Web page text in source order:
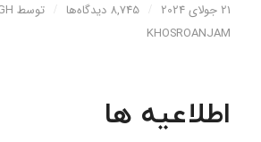
21 جولای 2024 8,745 دیدگاه‌ها توسط
KHOSROANJAM
اطلاعیه ها